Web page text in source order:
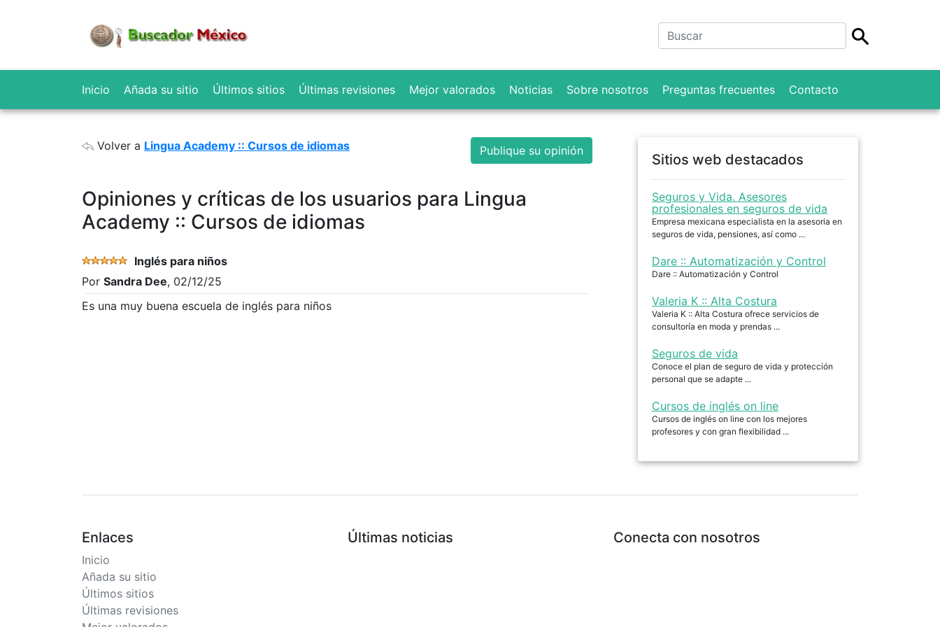
Inicio Añada su sitio Últimos sitios Últimas revisiones Mejor valorados Noticias Sobre nosotros Preguntas frecuentes Contacto
Volver a Lingua Academy :: Cursos de idiomas Publique su opinión
Opiniones y críticas de los usuarios para Lingua
Academy :: Cursos de idiomas
Inglés para niños
Por Sandra Dee, 02/12/25
Es una muy buena escuela de inglés para niños
Sitios web destacados
Seguros y Vida. Asesores
profesionales en seguros de vida
Empresa mexicana especialista en la asesoria en
seguros de vida, pensiones, así como ...
Dare :: Automatización y Control
Dare :: Automatización y Control
Valeria K :: Alta Costura
Valeria K :: Alta Costura ofrece servicios de
consultoría en moda y prendas ...
Seguros de vida
Conoce el plan de seguro de vida y protección
personal que se adapte ...
Cursos de inglés on line
Cursos de inglés on line con los mejores
profesores y con gran flexibilidad ...
Enlaces
Inicio
Añada su sitio
Últimos sitios
Últimas revisiones
Últimas noticias Conecta con nosotros